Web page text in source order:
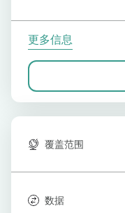
更多信息
覆盖范围
数据